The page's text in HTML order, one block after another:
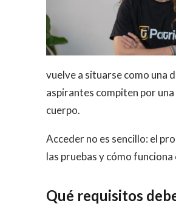
vuelve a situarse como una
aspirantes compiten por
cuerpo.
Acceder no es sencillo: el
las pruebas y cómo
Qué requisitos